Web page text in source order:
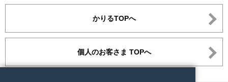
かりるTOPへ
個人のお客さま TOPへ